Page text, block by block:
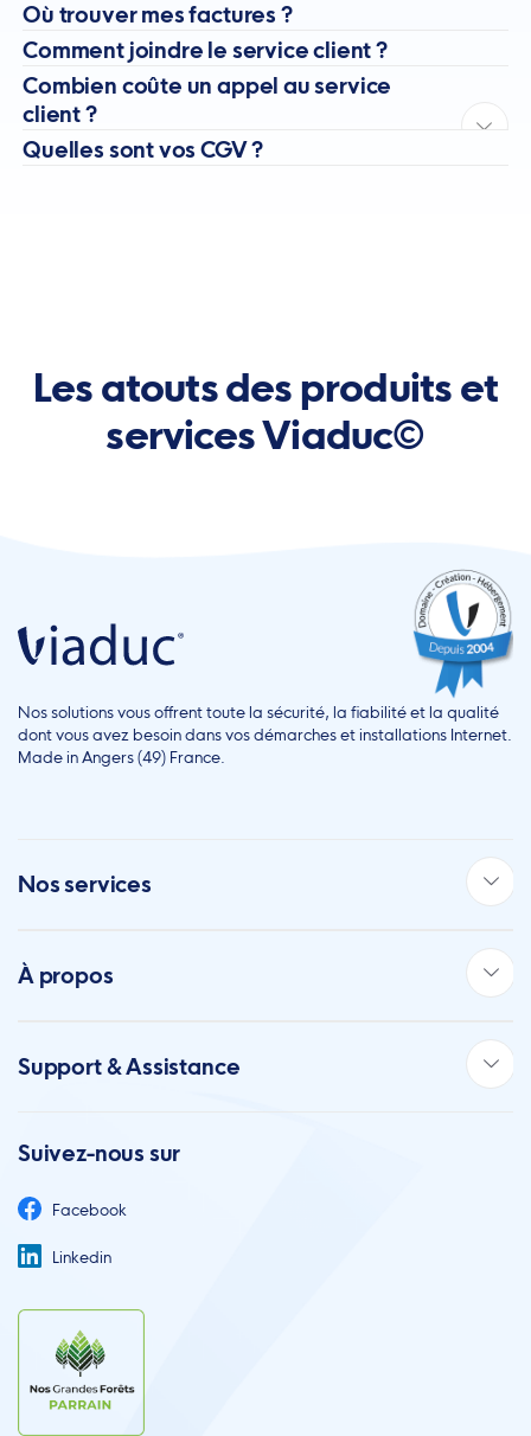
Où trouver mes factures ?
Comment joindre le service client ?
Combien coûte un appel au service
client ?
Quelles sont vos CGV ?
Les atouts des produits et
services Viaduc©
Nos solutions vous offrent toute la sécurité, la fiabilité et la qualité
dont vous avez besoin dans vos démarches et installations Internet.
Made in Angers (49) France.
Nos services
À propos
Support & Assistance
Suivez-nous sur
Facebook
Linkedin